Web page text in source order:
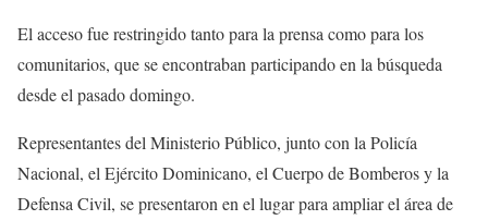
El acceso fue restringido tanto para la prensa como para los
comunitarios, que se encontraban participando en la búsqueda
desde el pasado domingo.
Representantes del Ministerio Público, junto con la Policía
Nacional, el Ejército Dominicano, el Cuerpo de Bomberos y la
Defensa Civil, se presentaron en el lugar para ampliar el área de